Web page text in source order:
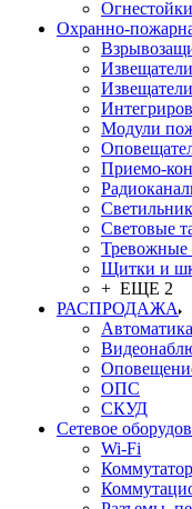
Охранно-
Модули
Приемо-
Световые
Тревожные
Щитки и
+ ЕЩЕ 2
РАСПРОДАЖА
Автоматика
ОПС
СКУД
Сетевое
Wi-Fi